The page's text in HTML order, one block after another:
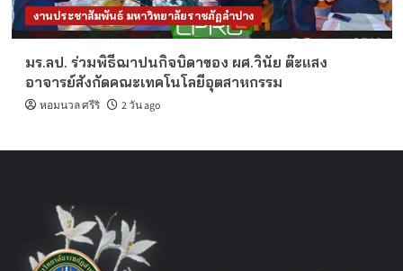
งานประชาสัมพันธ์ มหาวิทยาลัยราชภัฏลำปาง
มร.ลป. ร่วมพิธีฌาปนกิจบิดาของ ผศ.วินัย ต๊ะแสง
อาจารย์สังกัดคณะเทคโนโลยีอุตสาหกรรม
หอมนวล ศรีริ 2 วัน ago